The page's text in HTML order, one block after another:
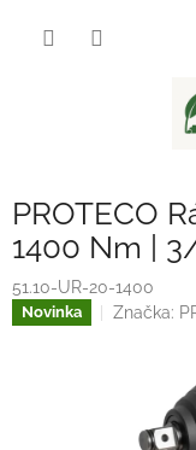
PROTECO
1400 Nm |
51.10-UR-20-1400
Novinka Značka: